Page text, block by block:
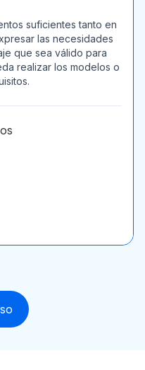
suficientes tanto en
las necesidades
que sea válido para
realizar los modelos o